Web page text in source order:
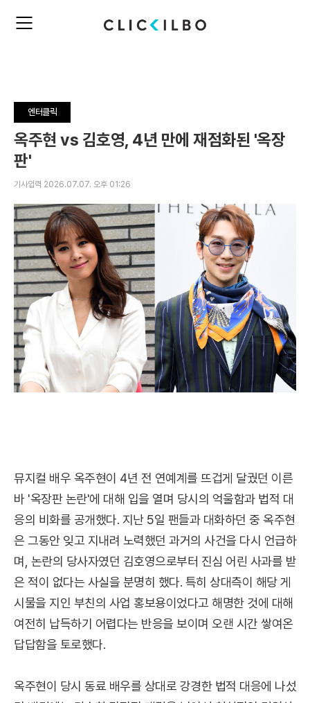
주
뉴
펼
치
기
엔터클릭
옥주현 vs 김호영, 4년 만에 재점화된 '옥장
판'
기사입력 2026.07.07. 오후 01:26
뮤지컬 배우 옥주현이 4년 전 연예계를 뜨겁게 달궜던 이른
바 '옥장판 논란'에 대해 입을 열며 당시의 억울함과 법적 대
응의 비화를 공개했다. 지난 5일 팬들과 대화하던 중 옥주현
은 그동안 잊고 지내려 노력했던 과거의 사건을 다시 언급하
며, 논란의 당사자였던 김호영으로부터 진심 어린 사과를 받
은 적이 없다는 사실을 분명히 했다. 특히 상대측이 해당 게
시물을 지인 부친의 사업 홍보용이었다고 해명한 것에 대해
여전히 납득하기 어렵다는 반응을 보이며 오랜 시간 쌓여온
답답함을 토로했다.
옥주현이 당시 동료 배우를 상대로 강경한 법적 대응에 나섰